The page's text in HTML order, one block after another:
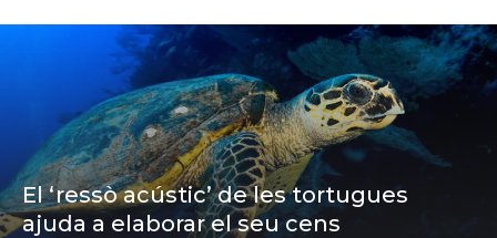
El ‘ressò acústic’ de les tortugues
ajuda a elaborar el seu cens